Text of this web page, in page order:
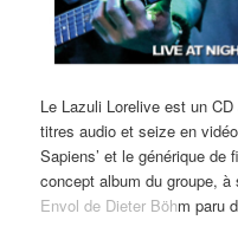
Le Lazuli Lorelive est un
titres audio et seize en vidéo
Sapiens’ et le générique de
concept album du groupe,
Envol de Dieter Böhm paru